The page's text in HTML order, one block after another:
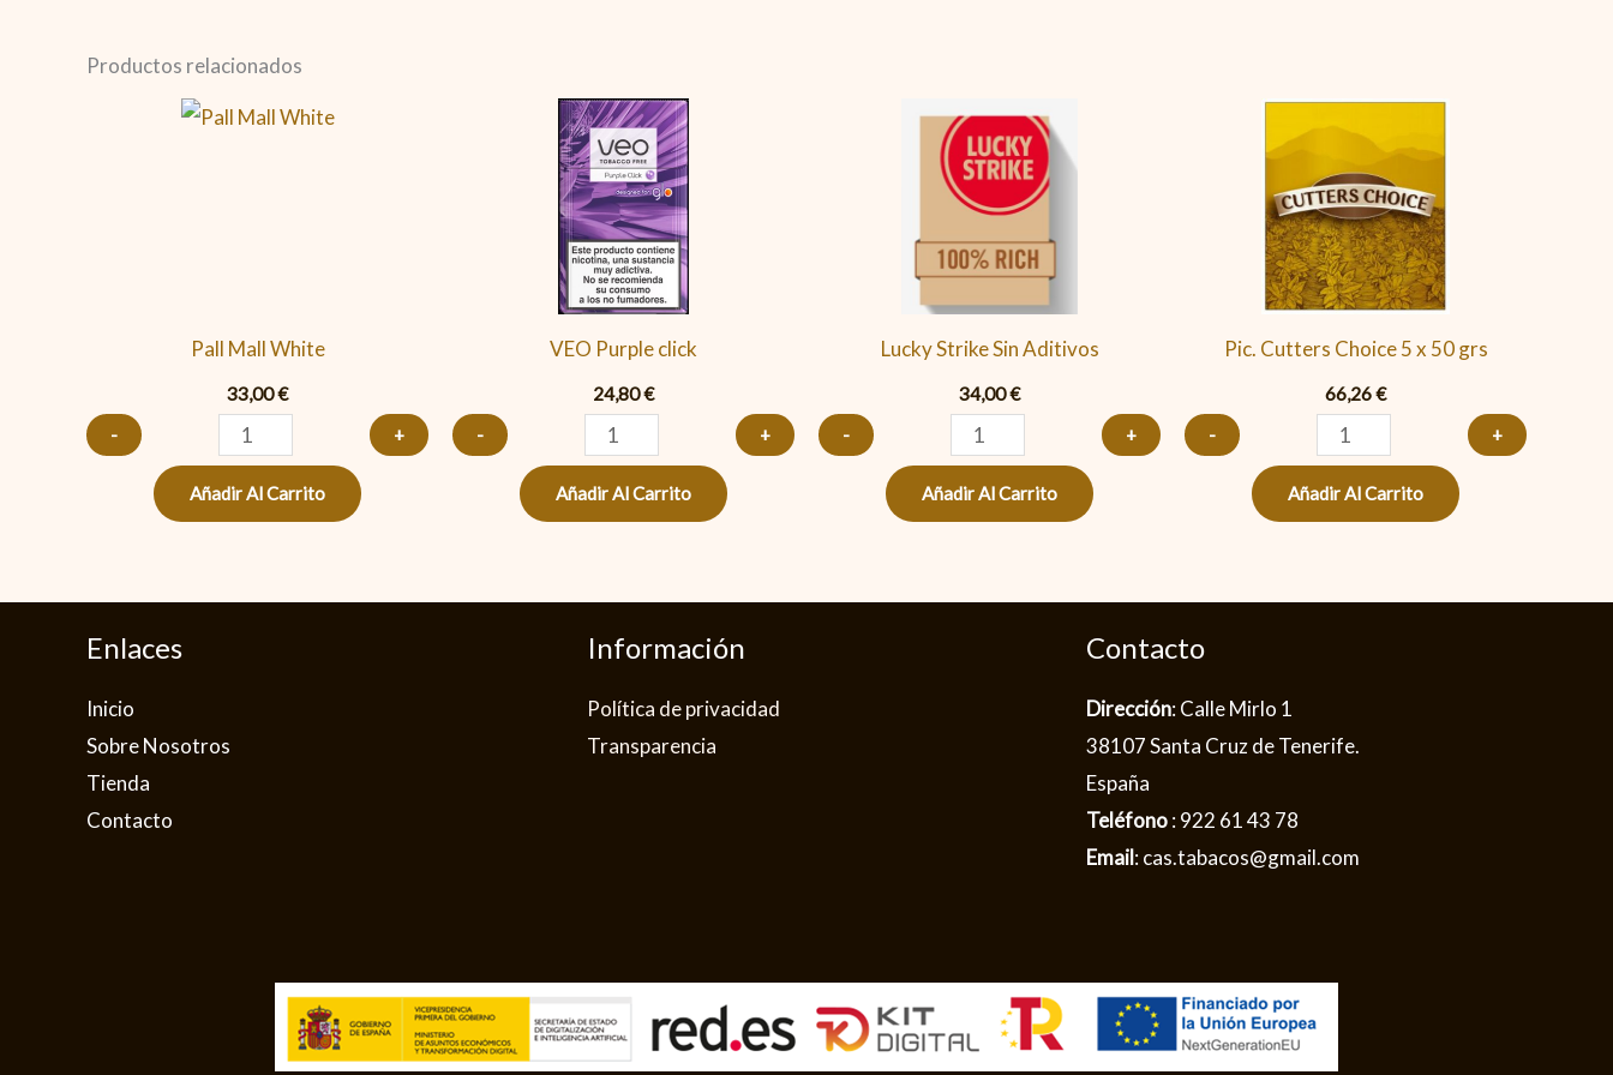
Productos relacionados
Pall Mall White
33,00€
-
Pall
+
Añadir Al Carrito
VEO Purple click
24,80€
-
VEO
Purple
click
cantidad
+
Añadir Al Carrito
Lucky Strike Sin Aditivos
34,00€
-
Lucky
Strike
Sin
cantidad
+
Añadir Al Carrito
Pic. Cutters Choice 5 x 50 grs
66,26€
-
Cutters
Choice
5
x
50
grs
+
Añadir Al Carrito
Enlaces
Inicio
Sobre Nosotros
Tienda
Contacto
Información
Política de privacidad​
Transparencia
Contacto
Dirección: Calle Mirlo 1
38107 Santa Cruz de Tenerife.
España
Teléfono: 922 61 43 78
Email: cas.tabacos@gmail.com